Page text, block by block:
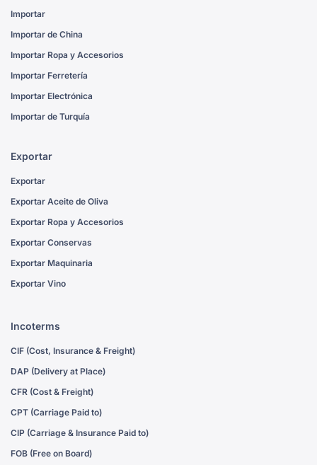
Importar
Importar de China
Importar Ropa y Accesorios
Importar Ferretería
Importar Electrónica
Importar de Turquía
Exportar
Exportar
Exportar Aceite de Oliva
Exportar Ropa y Accesorios
Exportar Conservas
Exportar Maquinaria
Exportar Vino
Incoterms
CIF (Cost, Insurance & Freight)
DAP (Delivery at Place)
CFR (Cost & Freight)
CPT (Carriage Paid to)
CIP (Carriage & Insurance Paid to)
FOB (Free on Board)